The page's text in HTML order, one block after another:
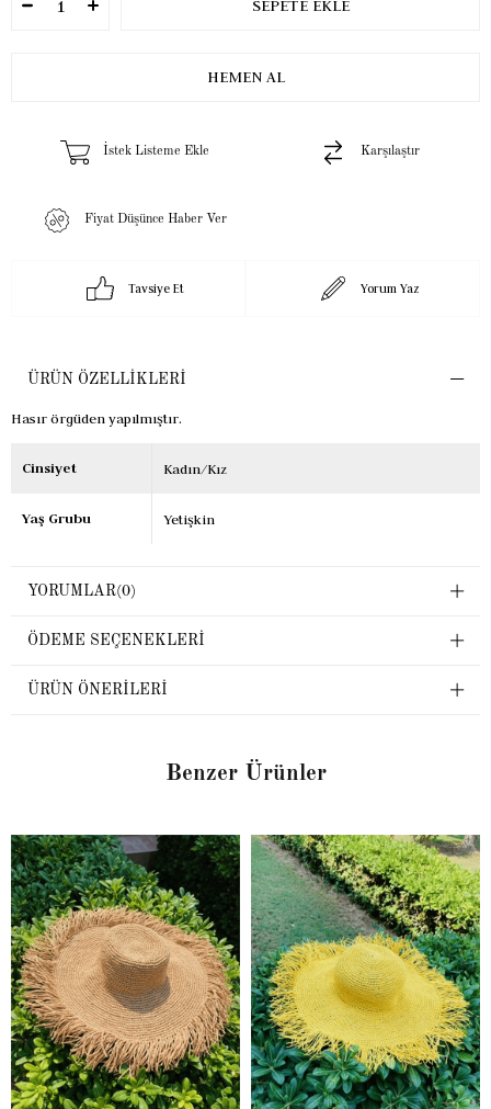
İstek Listeme Ekle Karşılaştır
Fiyat Düşünce Haber Ver
Tavsiye Et Yorum Yaz
ÜRÜN ÖZELLIKLERI
Hasır örgüden yapılmıştır.
Cinsiyet Kadın/Kız
Yaş Grubu Yetişkin
YORUMLAR(0)
ÖDEME SEÇENEKLERI
ÜRÜN ÖNERILERI
Benzer Ürünler